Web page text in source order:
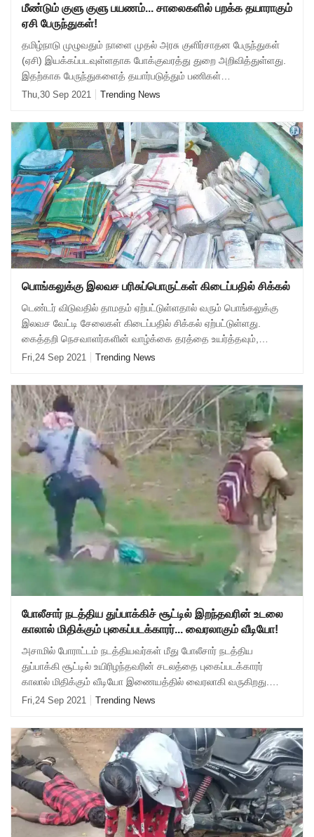
மீண்டும் குளு குளு பயணம்... சாலைகளில் பறக்க தயாராகும்
ஏசி பேருந்துகள்!
தமிழ்நாடு முழுவதும் நாளை முதல் அரசு குளிர்சாதன பேருந்துகள்
(ஏசி) இயக்கப்படவுள்ளதாக போக்குவரத்து துறை அறிவித்துள்ளது.
இதற்காக பேருந்துகளைத் தயார்படுத்தும் பணிகள்
விரைவுப்படுத்தப்பட்டு வருகின்றன.
Thu,30 Sep 2021 Trending News
பொங்கலுக்கு இலவச பரிசுப்பொருட்கள் கிடைப்பதில் சிக்கல்
டெண்டர் விடுவதில் தாமதம் ஏற்பட்டுள்ளதால் வரும் பொங்கலுக்கு
இலவச வேட்டி சேலைகள் கிடைப்பதில் சிக்கல் ஏற்பட்டுள்ளது.
கைத்தறி நெசவாளர்களின் வாழ்க்கை தரத்தை உயர்த்தவும்,
அவர்களுக்கு தொடர்ந்து வேலைவாய்ப்பை
Fri,24 Sep 2021 Trending News
போலீசார் நடத்திய துப்பாக்கிச் சூட்டில் இறந்தவரின் உடலை
காலால் மிதிக்கும் புகைப்படக்காரர்... வைரலாகும் வீடியோ!
அசாமில் போராட்டம் நடத்தியவர்கள் மீது போலீசார் நடத்திய
துப்பாக்கி சூட்டில் உயிரிழந்தவரின் சடலத்தை புகைப்படக்காரர்
காலால் மிதிக்கும் வீடியோ இணையத்தில் வைரலாகி வருகிறது.
அசாம் மாநிலம் தரங் மாவட்டம் தால்
Fri,24 Sep 2021 Trending News